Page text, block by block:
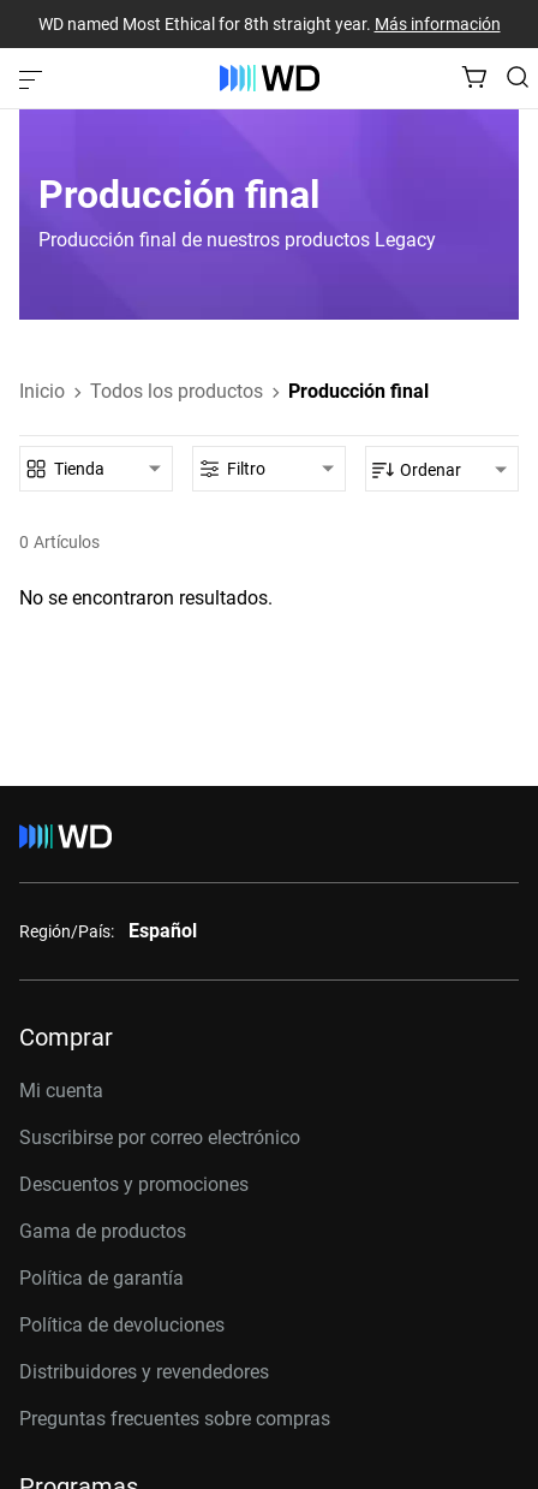
WD named Most Ethical for 8th straight year. Más información
Producción final
Producción final de nuestros productos Legacy
Inicio Todos los productos Producción final
0 Artículos
Tienda Filtro Ordenar
No se encontraron resultados.
Región/País: Español
Comprar
Mi cuenta
Suscribirse por correo electrónico
Descuentos y promociones
Gama de productos
Política de garantía
Política de devoluciones
Distribuidores y revendedores
Preguntas frecuentes sobre compras